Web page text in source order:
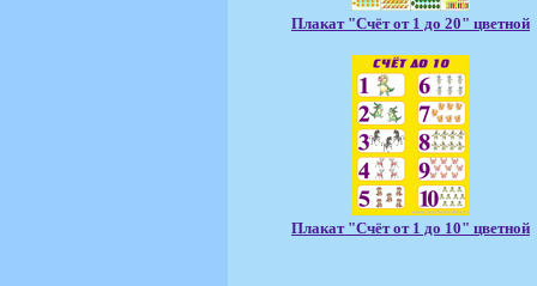
Плакат "Счёт от 1 до 20" цветной
Плакат "Счёт от 1 до 10" цветной